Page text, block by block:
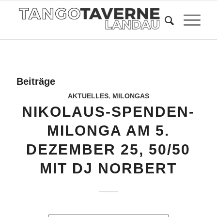
Beiträge
AKTUELLES, MILONGAS
NIKOLAUS-SPENDEN-
MILONGA AM 5.
DEZEMBER 25, 50/50
MIT DJ NORBERT